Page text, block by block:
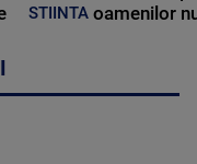
STIINTA oamenilor